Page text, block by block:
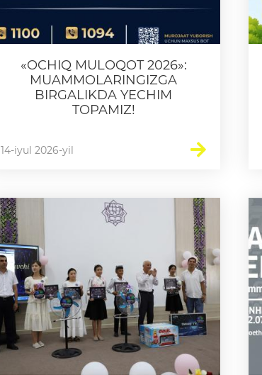
«OCHIQ MULOQOT 2026»:
MUAMMOLARINGIZGA
BIRGALIKDA YECHIM
TOPAMIZ!
14-iyul 2026-yil